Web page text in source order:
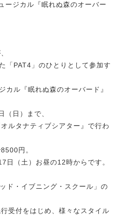
ージカル『眠れぬ森のオーバー
「PAT4」のひとりとして参加す
カル『眠れぬ森のオーバード』
日）まで、
ルタナティブシアター』で行わ
円。
日（土）お昼の12時からです。
ド・イブニング・スクール」の
受付をはじめ、様々なスタイル